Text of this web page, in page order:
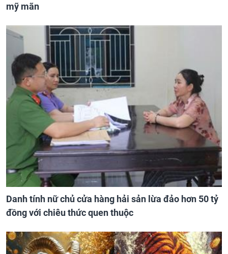
mỹ mãn
Danh tính nữ chủ cửa hàng hải sản lừa đảo hơn 50 tỷ
đồng với chiêu thức quen thuộc